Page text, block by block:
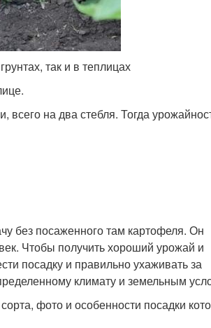
так и в теплицах
на два стебля. Тогда
без посаженного там картофеля. Он
Чтобы получить хороший урожай и
посадку и правильно ухаживать за
климату и земельным
фото и особенности посадки